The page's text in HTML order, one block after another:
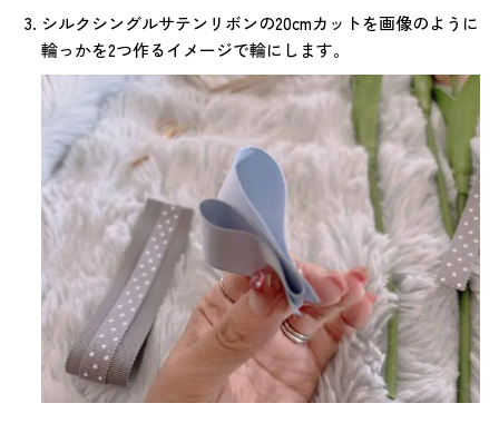
シルクシングルサテンリボンの20cmカットを画像のように
輪っかを2つ作るイメージで輪にします。